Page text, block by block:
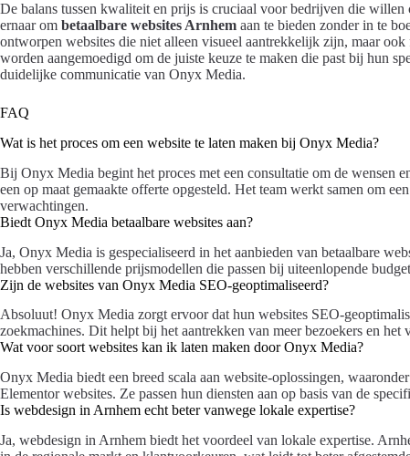
De balans tussen kwaliteit en prijs is cruciaal voor bedrijven die
ernaar om betaalbare websites Arnhem aan te bieden zonder in te
ontworpen websites die niet alleen visueel aantrekkelijk zijn, maar
worden aangemoedigd om de juiste keuze te maken die past bij hun
duidelijke communicatie van Onyx Media.
FAQ
Wat is het proces om een website te laten maken bij Onyx Media?
Bij Onyx Media begint het proces met een consultatie om de wensen
een op maat gemaakte offerte opgesteld. Het team werkt samen om
verwachtingen.
Biedt Onyx Media betaalbare websites aan?
Ja, Onyx Media is gespecialiseerd in het aanbieden van betaalbare
hebben verschillende prijsmodellen die passen bij uiteenlopende
Zijn de websites van Onyx Media SEO-geoptimaliseerd?
Absoluut! Onyx Media zorgt ervoor dat hun websites SEO-
zoekmachines. Dit helpt bij het aantrekken van meer bezoekers en het
Wat voor soort websites kan ik laten maken door Onyx Media?
Onyx Media biedt een breed scala aan website-oplossingen,
Elementor websites. Ze passen hun diensten aan op basis van de
Is webdesign in Arnhem echt beter vanwege lokale expertise?
Ja, webdesign in Arnhem biedt het voordeel van lokale expertise.